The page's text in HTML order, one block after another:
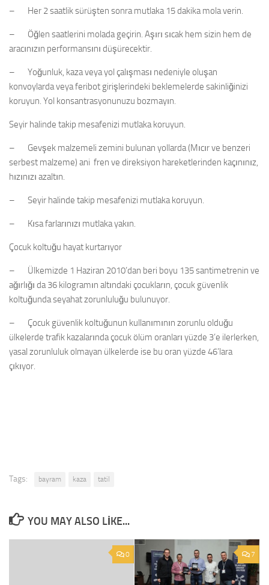
– Her 2 saatlik sürüşten sonra mutlaka 15 dakika mola verin.
– Öğlen saatlerini molada geçirin. Aşırı sıcak hem sizin hem de
aracınızın performansını düşürecektir.
– Yoğunluk, kaza veya yol çalışması nedeniyle oluşan
konvoylarda veya feribot girişlerindeki beklemelerde sakinliğinizi
koruyun. Yol konsantrasyonunuzu bozmayın.
Seyir halinde takip mesafenizi mutlaka koruyun.
– Gevşek malzemeli zemini bulunan yollarda (Mıcır ve benzeri
serbest malzeme) ani fren ve direksiyon hareketlerinden kaçınınız,
hızınızı azaltın.
– Seyir halinde takip mesafenizi mutlaka koruyun.
– Kısa farlarınızı mutlaka yakın.
Çocuk koltuğu hayat kurtarıyor
– Ülkemizde 1 Haziran 2010’dan beri boyu 135 santimetrenin ve
ağırlığı da 36 kilogramın altındaki çocukların, çocuk güvenlik
koltuğunda seyahat zorunluluğu bulunuyor.
– Çocuk güvenlik koltuğunun kullanımının zorunlu olduğu
ülkelerde trafik kazalarında çocuk ölüm oranları yüzde 3’e ilerlerken,
yasal zorunluluk olmayan ülkelerde ise bu oran yüzde 46’lara
çıkıyor.
Tags: bayram kaza tatil
YOU MAY ALSO LIKE...
0 7